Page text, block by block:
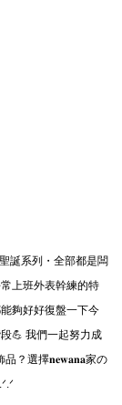
系列・全部都是闆
上班外表幹練的特
夠好好復盤一下今
💪 我們一起努力成
品？選擇𝐧𝐞𝐰𝐚𝐧𝐚家の